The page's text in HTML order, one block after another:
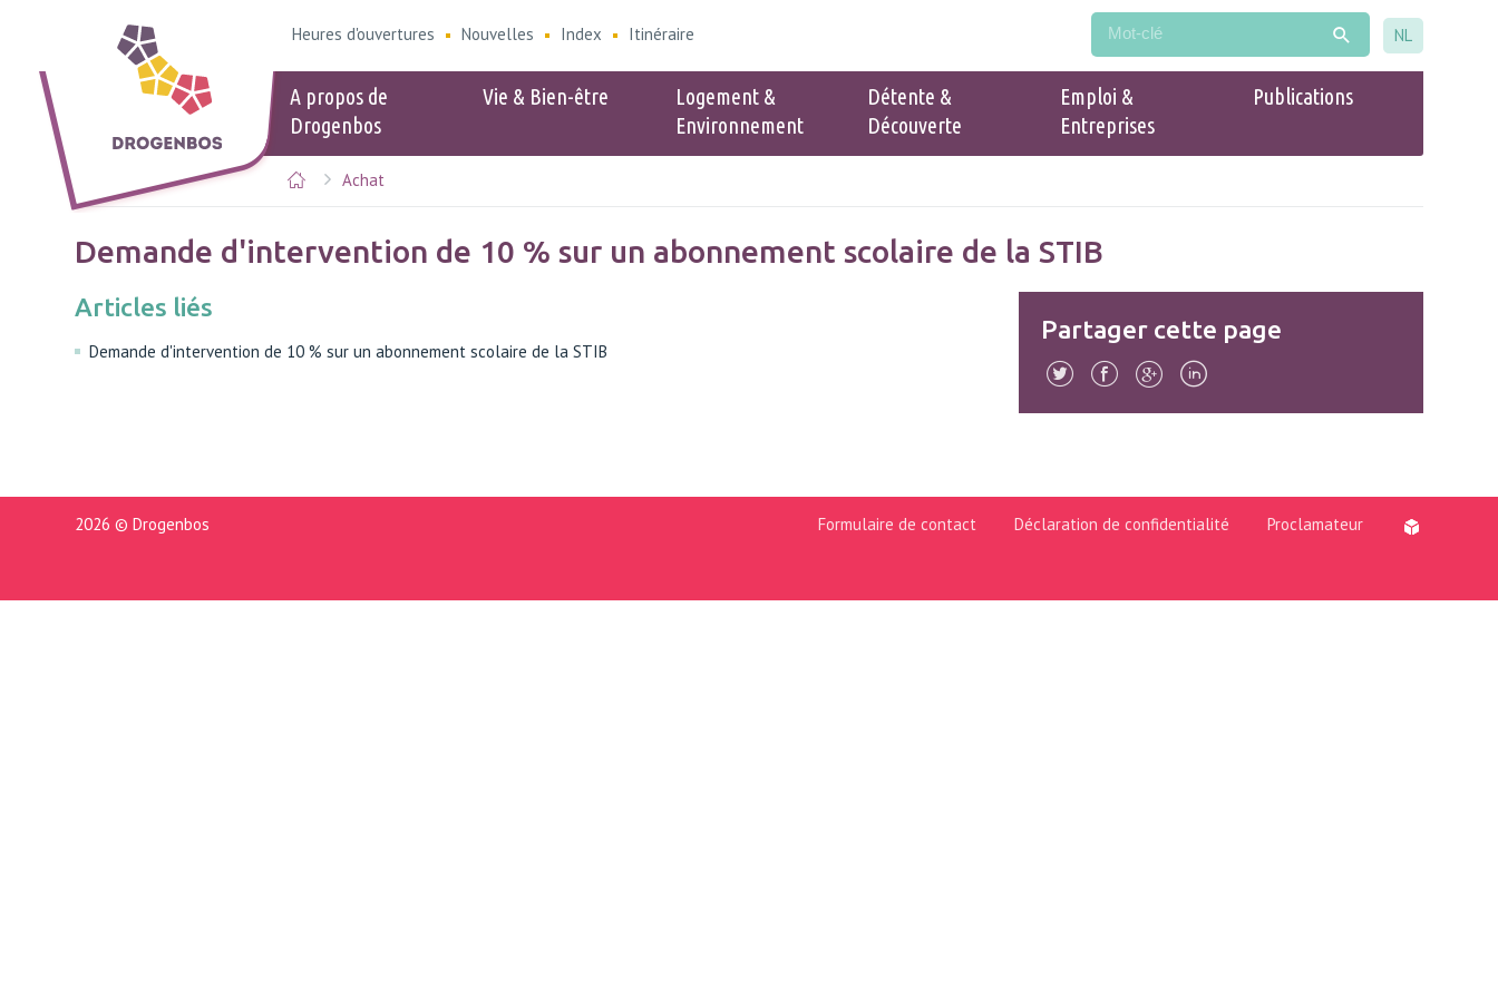
Heures d'ouvertures Nouvelles Index Itinéraire NL
A propos de
Drogenbos
Vie & Bien-être
eID
Logement &
Environnement
Heures d'ouverture Service
Logement & Environnement
sélectives
Détente &
Découverte
Associations
Emploi &
Entreprises
Publications
Achat
Demande d'intervention de 10 % sur un abonnement scolaire de la STIB
Articles liés
Demande d'intervention de 10 % sur un abonnement scolaire de la STIB
Partager cette page
2026 © Drogenbos Formulaire de contact Déclaration de confidentialité Proclamateur